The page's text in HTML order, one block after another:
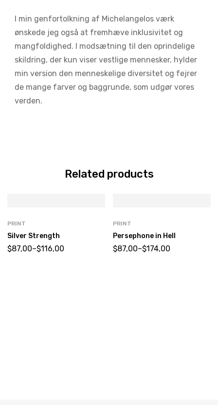
I min genfortolkning af Michelangelos værk
ønskede jeg også at fremhæve inklusivitet og
mangfoldighed. I modsætning til den oprindelige
skildring, der kun viser vestlige mennesker, hylder
min version den menneskelige diversitet og fejrer
de mange farver og baggrunde, som udgør vores
verden.
Related products
PRINT
Silver Strength
$87,00–$116,00
PRINT
Persephone in Hell
$87,00–$174,00